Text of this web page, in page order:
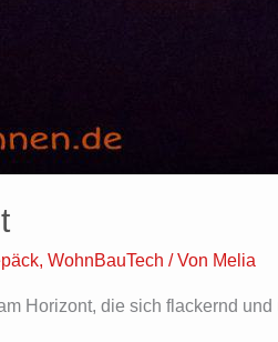
, WohnBauTech / Von Melia
Horizont, die sich flackernd